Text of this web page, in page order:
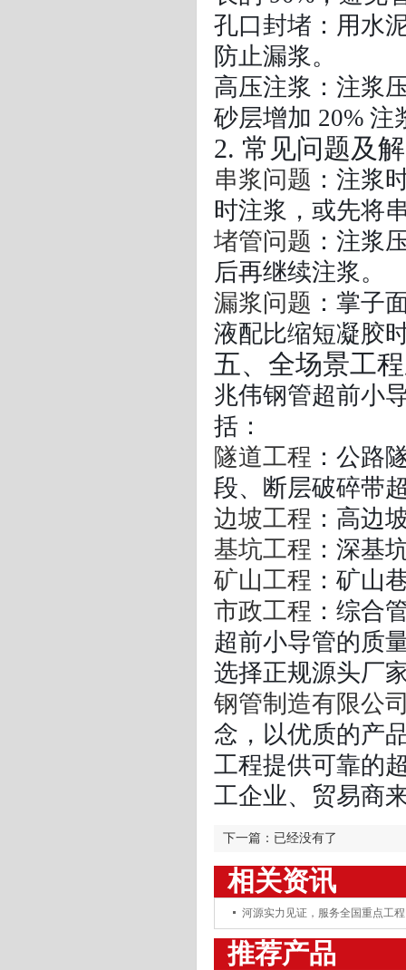
孔口封堵：用水
防止漏浆。
高压注浆：注浆
砂层增加 20% 注
2. 常见问题及
串浆问题 ：注浆
时注浆，或先将
堵管问题 ：注浆
后再继续注浆。
漏浆问题 ：掌子
液配比缩短凝胶
五、全场景工
兆伟钢管超前小
括：
隧道工程 ：公路
段、断层破碎带
边坡工程 ：高边
基坑工程 ：深基
矿山工程 ：矿山
市政工程 ：综合
超前小导管的质
选择正规源头厂
钢管制造有限公
念，以优质的产
工程提供可靠的
工企业、贸易商
下一篇：已经没有了
相关资讯
河源实力见证，服务全国重点工程
推荐产品